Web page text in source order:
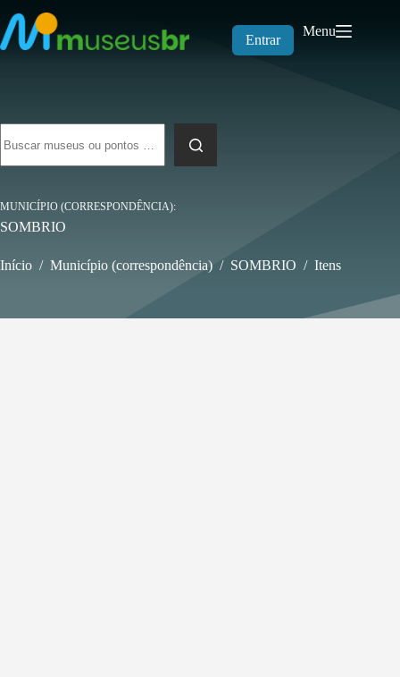
para
o
conteúdo
Entrar
Menu
resultados
MUNICÍPIO (CORRESPONDÊNCIA)
SOMBRIO
Início / Município (correspondência) / SOMBRIO / Itens